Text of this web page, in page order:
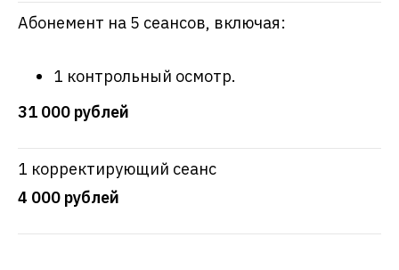
Абонемент на 5 сеансов, включая:
1 контрольный осмотр.
31 000 рублей
1 корректирующий сеанс
4 000 рублей